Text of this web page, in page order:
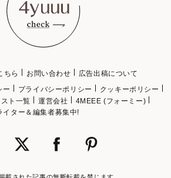
ちら お問い合わせ
広告出稿について
ー プライバシーポリシー
クッキーポリシー
ト一覧
運営会社
4MEEE (フォーミー)
イター＆編集者募集中!